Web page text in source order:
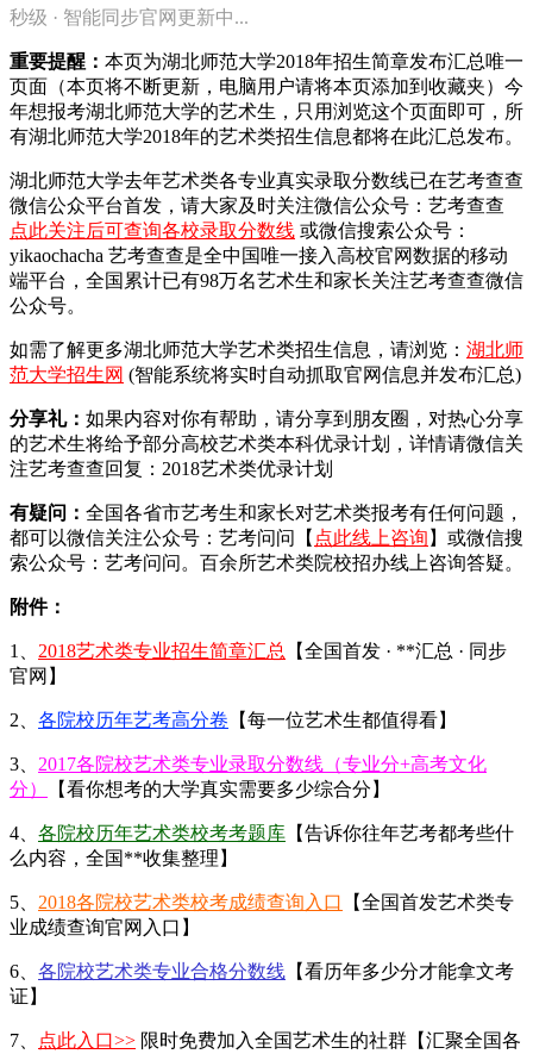
秒级 · 智能同步官网更新中...
重要提醒： 本页为湖北师范大学2018年招生简章发布汇总唯一
页面（本页将不断更新，电脑用户请将本页添加到收藏夹）今
年想报考湖北师范大学的艺术生，只用浏览这个页面即可，所
有湖北师范大学2018年的艺术类招生信息都将在此汇总发布。
湖北师范大学去年艺术类各专业真实录取分数线已在艺考查查
微信公众平台首发， 请大家及时关注微信公众号：艺考查查
点此关注后可查询各校录取分数线 或微信搜索公众号：
yikaochacha 艺考查查是全中国唯一接入高校官网数据的移动
端平台，全国累计已有98万名艺术生和家长关注艺考查查微信
公众号。
如需了解更多湖北师范大学艺术类招生信息，请浏览： 湖北师
范大学招生网 (智能系统将实时自动抓取官网信息并发布汇总)
分享礼： 如果内容对你有帮助，请分享到朋友圈，对热心分享
的艺术生将给予部分高校艺术类本科优录计划，详情请微信关
注艺考查查回复：2018艺术类优录计划
有疑问： 全国各省市艺考生和家长对艺术类报考有任何问题，
都可以微信关注公众号：艺考问问【 点此线上咨询 】或微信搜
索公众号：艺考问问。百余所艺术类院校招办线上咨询答疑。
附件：
1、 2018艺术类专业招生简章汇总
【全国首发 · **汇总 · 同步
官网】
2、 各院校历年艺考高分卷 【每一位艺术生都值得看】
3、 2017各院校艺术类专业录取分数线（专业分+高考文化
分）
【看你想考的大学真实需要多少综合分】
4、 各院校历年艺术类校考考题库 【告诉你往年艺考都考些什
么内容，全国**收集整理】
5、 2018各院校艺术类校考成绩查询入口
【全国首发艺术类专
业成绩查询官网入口】
6、 各院校艺术类专业合格分数线 【看历年多少分才能拿文考
证】
7、 点此入口>> 限时免费加入全国艺术生的社群【汇聚全国各